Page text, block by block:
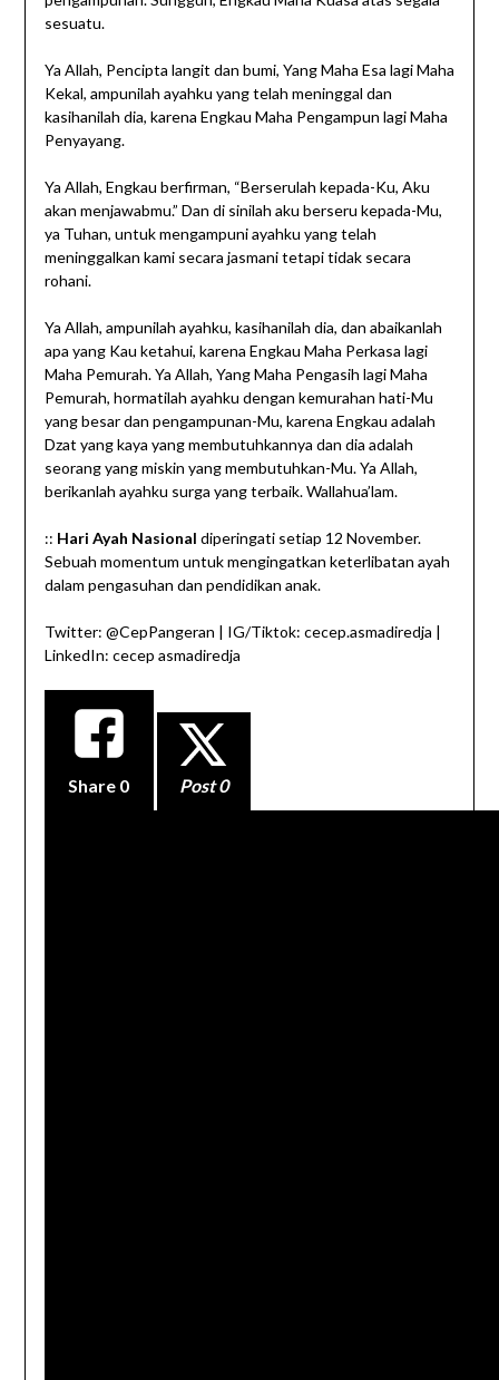
sesuatu.
Ya Allah, Pencipta langit dan bumi, Yang Maha Esa lagi Maha
Kekal, ampunilah ayahku yang telah meninggal dan
kasihanilah dia, karena Engkau Maha Pengampun lagi Maha
Penyayang.
Ya Allah, Engkau berfirman, “Berserulah kepada-Ku, Aku
akan menjawabmu.” Dan di sinilah aku berseru kepada-Mu,
ya Tuhan, untuk mengampuni ayahku yang telah
meninggalkan kami secara jasmani tetapi tidak secara
rohani.
Ya Allah, ampunilah ayahku, kasihanilah dia, dan abaikanlah
apa yang Kau ketahui, karena Engkau Maha Perkasa lagi
Maha Pemurah. Ya Allah, Yang Maha Pengasih lagi Maha
Pemurah, hormatilah ayahku dengan kemurahan hati-Mu
yang besar dan pengampunan-Mu, karena Engkau adalah
Dzat yang kaya yang membutuhkannya dan dia adalah
seorang yang miskin yang membutuhkan-Mu. Ya Allah,
berikanlah ayahku surga yang terbaik. Wallahua’lam.
:: Hari Ayah Nasional diperingati setiap 12 November.
Sebuah momentum untuk mengingatkan keterlibatan ayah
dalam pengasuhan dan pendidikan anak.
Twitter: @CepPangeran | IG/Tiktok: cecep.asmadiredja |
LinkedIn: cecep asmadiredja
Share 0 Post 0